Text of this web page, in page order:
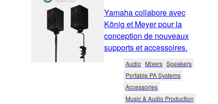
Yamaha collabore avec
König et Meyer pour la
conception de nouveaux
supports et accessoires.
Audio Mixers Speakers
Portable PA Systems
Accessories
Music & Audio Production